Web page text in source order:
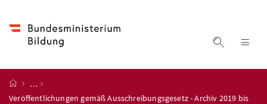
Suche
Startseite
…
Veröffentlichungen gemäß Ausschreibungsgesetz - Archiv 2019 bis